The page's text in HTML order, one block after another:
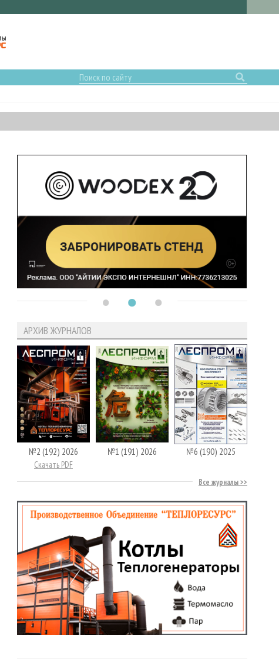
АРХИВ ЖУРНАЛОВ
№2 (192) 2026
Скачать PDF
№1 (191) 2026 №6 (190) 2025
Все журналы